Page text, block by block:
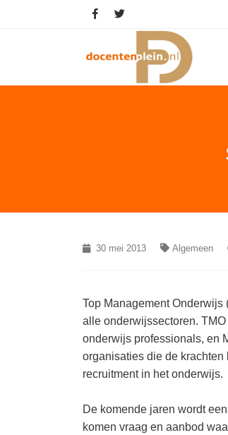
30 mei 2013 Algemeen
Top Management
alle onderwijssectoren.
onderwijs professionals, en
organisaties die de
recruitment in het onderwijs.
De komende jaren wordt
komen vraag en aanbod